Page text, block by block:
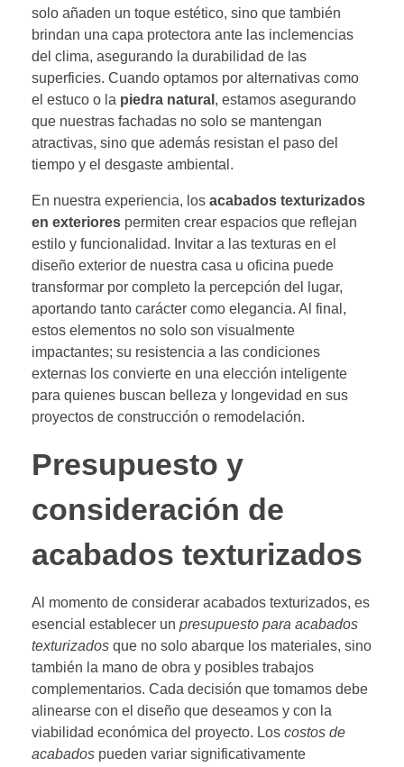
solo añaden un toque estético, sino que también
brindan una capa protectora ante las inclemencias
del clima, asegurando la durabilidad de las
superficies. Cuando optamos por alternativas como
el estuco o la piedra natural , estamos asegurando
que nuestras fachadas no solo se mantengan
atractivas, sino que además resistan el paso del
tiempo y el desgaste ambiental.
En nuestra experiencia, los acabados texturizados
en exteriores permiten crear espacios que reflejan
estilo y funcionalidad. Invitar a las texturas en el
diseño exterior de nuestra casa u oficina puede
transformar por completo la percepción del lugar,
aportando tanto carácter como elegancia. Al final,
estos elementos no solo son visualmente
impactantes; su resistencia a las condiciones
externas los convierte en una elección inteligente
para quienes buscan belleza y longevidad en sus
proyectos de construcción o remodelación.
Presupuesto y
consideración de
acabados texturizados
Al momento de considerar acabados texturizados, es
esencial establecer un presupuesto para acabados
texturizados que no solo abarque los materiales, sino
también la mano de obra y posibles trabajos
complementarios. Cada decisión que tomamos debe
alinearse con el diseño que deseamos y con la
viabilidad económica del proyecto. Los costos de
acabados pueden variar significativamente